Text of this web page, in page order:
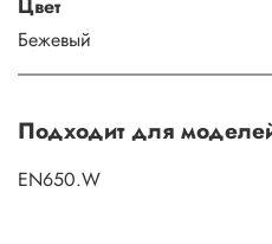
Цвет
Бежевый
Подходит для
EN650.W